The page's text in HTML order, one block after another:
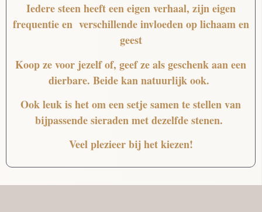
Iedere steen heeft een eigen verhaal, zijn eigen
frequentie en verschillende invloeden op lichaam en
geest
Koop ze voor jezelf of, geef ze als geschenk aan een
dierbare. Beide kan natuurlijk ook.
Ook leuk is het om een setje samen te stellen van
bijpassende sieraden met dezelfde stenen.
Veel plezieer bij het kiezen!